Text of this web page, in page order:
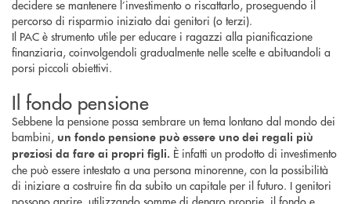
decidere se mantenere l’investimento o riscattarlo, proseguendo il
percorso di risparmio iniziato dai genitori (o terzi).
Il PAC è strumento utile per educare i ragazzi alla pianificazione
finanziaria, coinvolgendoli gradualmente nelle scelte e abituandoli a
porsi piccoli obiettivi.
Il fondo pensione
Sebbene la pensione possa sembrare un tema lontano dal mondo dei
bambini, un fondo pensione può essere uno dei regali più
preziosi da fare ai propri figli. È infatti un prodotto di investimento
che può essere intestato a una persona minorenne, con la possibilità
di iniziare a costruire fin da subito un capitale per il futuro. I genitori
possono aprire, utilizzando somme di denaro proprie, il fondo e